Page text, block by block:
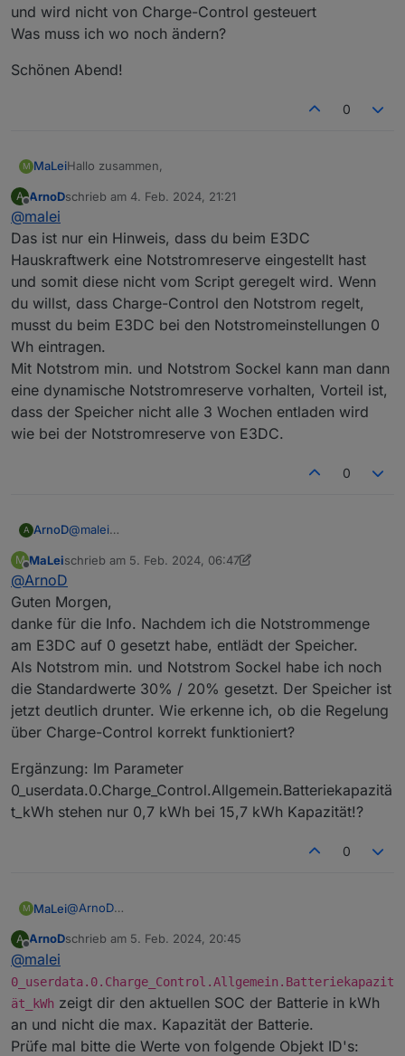
und wird nicht von Charge-Control gesteuert
Was muss ich wo noch ändern?
Schönen Abend!
0
M MaLeiHallo zusammen,
habe gerade das Charge-Control Script eingebunden.
trotzdem kommt die Fehlermeldung:
Notstromreserve wurde beim Hauskraftwerk eingestellt
und wird nicht von Charge-Control gesteuert
Was muss ich wo noch ändern?
Schönen Abend!
A
Offline
ArnoDschrieb am 4. Feb. 2024, 21:21
zuletzt editiert von
@malei
Das ist nur ein Hinweis, dass du beim E3DC
Hauskraftwerk eine Notstromreserve eingestellt hast
und somit diese nicht vom Script geregelt wird. Wenn
du willst, dass Charge-Control den Notstrom regelt,
musst du beim E3DC bei den Notstromeinstellungen 0
Wh eintragen.
Mit Notstrom min. und Notstrom Sockel kann man dann
eine dynamische Notstromreserve vorhalten, Vorteil ist,
dass der Speicher nicht alle 3 Wochen entladen wird
wie bei der Notstromreserve von E3DC.
0
A ArnoD@malei
Hauskraftwerk eine Notstromreserve eingestellt hast
du willst, dass Charge-Control den Notstrom regelt,
musst du beim E3DC bei den Notstromeinstellungen 0
Wh eintragen.
Mit Notstrom min. und Notstrom Sockel kann man dann
eine dynamische Notstromreserve vorhalten, Vorteil ist,
dass der Speicher nicht alle 3 Wochen entladen wird
wie bei der Notstromreserve von E3DC.
M
Offline
MaLeischrieb am 5. Feb. 2024, 06:47
zuletzt editiert von MaLei 2. Mai 2024, 07:51
@ArnoD
Guten Morgen,
danke für die Info. Nachdem ich die Notstrommenge
am E3DC auf 0 gesetzt habe, entlädt der Speicher.
Als Notstrom min. und Notstrom Sockel habe ich noch
die Standardwerte 30% / 20% gesetzt. Der Speicher ist
jetzt deutlich drunter. Wie erkenne ich, ob die Regelung
über Charge-Control korrekt funktioniert?
Ergänzung: Im Parameter
0_userdata.0.Charge_Control.Allgemein.Batteriekapazitä
t_kWh stehen nur 0,7 kWh bei 15,7 kWh Kapazität!?
0
M MaLei@ArnoD
danke für die Info. Nachdem ich die Notstrommenge am
Als Notstrom min. und Notstrom Sockel habe ich noch
die Standardwerte 30% / 20% gesetzt. Der Speicher ist
jetzt deutlich drunter. Wie erkenne ich, ob die Regelung
über Charge-Control korrekt funktioniert?
Ergänzung: Im Parameter
_kWh stehen nur 0,7 kWh bei 15,7 kWh Kapazität!?
A
Offline
ArnoDschrieb am 5. Feb. 2024, 20:45
zuletzt editiert von
@malei
0_userdata.0.Charge_Control.Allgemein.Batteriekapazit
ät_kWh zeigt dir den aktuellen SOC der Batterie in kWh
an und nicht die max. Kapazität der Batterie.
Prüfe mal bitte die Werte von folgende Objekt ID's: